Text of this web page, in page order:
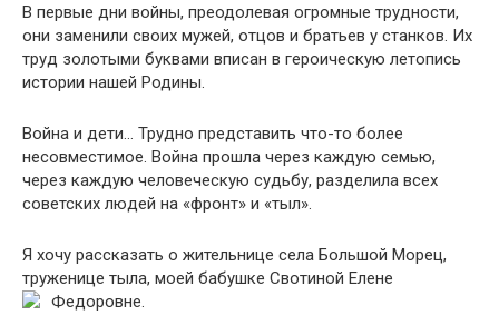
В первые дни войны, преодолевая огромные трудности,
они заменили своих мужей, отцов и братьев у станков. Их
труд золотыми буквами вписан в героическую летопись
истории нашей Родины.
Война и дети… Трудно представить что-то более
несовместимое. Война прошла через каждую семью,
через каждую человеческую судьбу, разделила всех
советских людей на «фронт» и «тыл».
Я хочу рассказать о жительнице села Большой Морец,
труженице тыла, моей бабушке Свотиной Елене
Федоровне.